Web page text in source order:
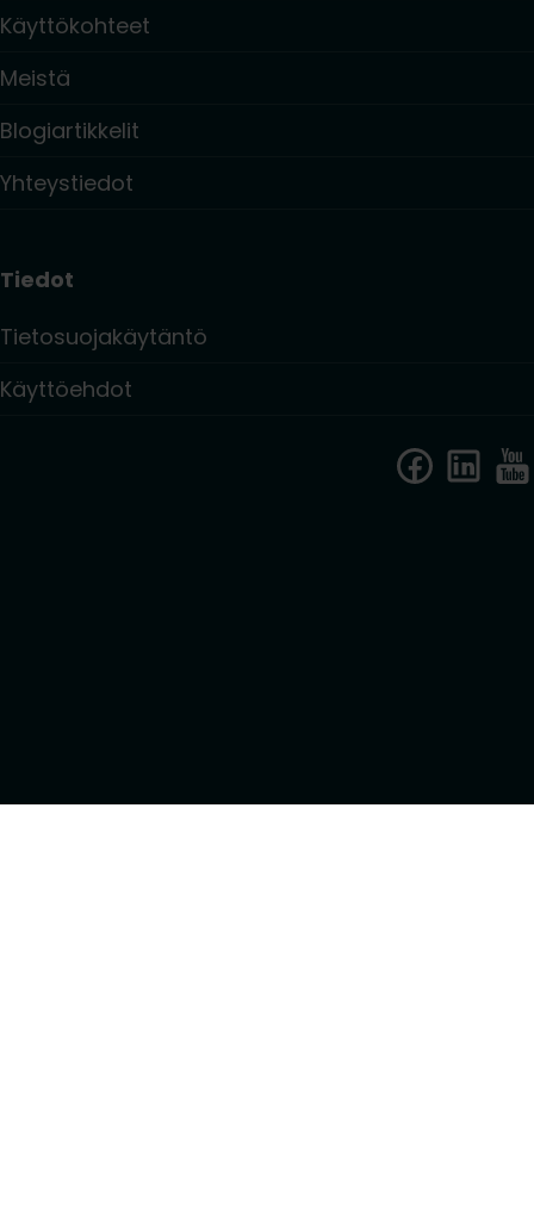
Käyttökohteet
Meistä
Blogiartikkelit
Yhteystiedot
Tiedot
Tietosuojakäytäntö
Käyttöehdot